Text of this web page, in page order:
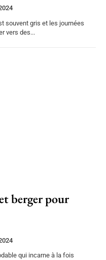
souvent gris et les journées
vers des...
berger pour
qui incarne à la fois